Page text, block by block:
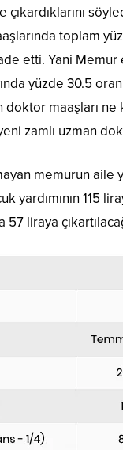
çıkardıklarını
toplam
etti. Yani
yüzde 30.5
doktor maaşları
zamlı uzman
memurun aile
yardımının 115
57 liraya